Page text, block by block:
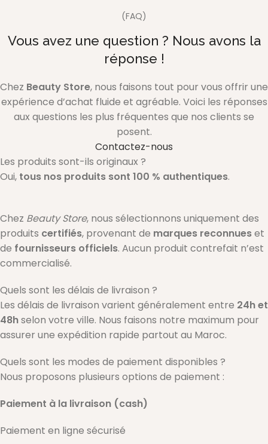
(FAQ)
Vous avez une question ? Nous avons la
réponse !
Chez Beauty Store, nous faisons tout pour vous offrir une
expérience d’achat fluide et agréable. Voici les réponses
aux questions les plus fréquentes que nos clients se
posent.
Contactez-nous
Les produits sont-ils originaux ?
Oui, tous nos produits sont 100 % authentiques.
Chez Beauty Store, nous sélectionnons uniquement des
produits certifiés, provenant de marques reconnueset
de fournisseurs officiels. Aucun produit contrefait n’est
commercialisé.
Quels sont les délais de livraison ?
Les délais de livraison varient généralement entre 24h et
48hselon votre ville. Nous faisons notre maximum pour
assurer une expédition rapide partout au Maroc.
Quels sont les modes de paiement disponibles ?
Nous proposons plusieurs options de paiement :
Paiement à la livraison (cash)
Paiement en ligne sécurisé